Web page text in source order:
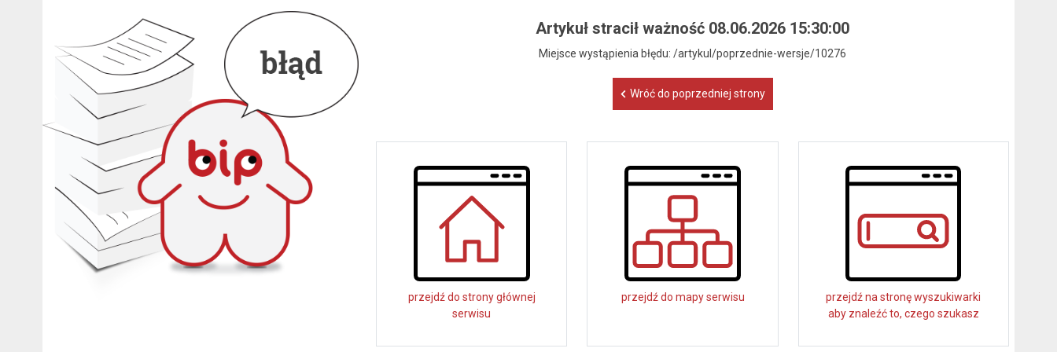
Artykuł stracił ważność 08.06.2026 15:30:00
Miejsce wystąpienia błędu: /artykul/poprzednie-wersje/10276
Wróć do poprzedniej strony
przejdź do strony głównej
serwisu
przejdź do mapy serwisu
przejdź na stronę wyszukiwarki
aby znaleźć to, czego szukasz